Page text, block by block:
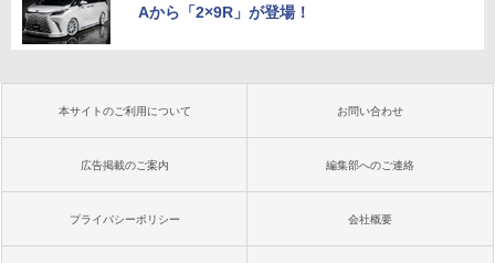
Aから「2×9R」が登場！
本サイトのご利用について お問い合わせ
広告掲載のご案内 編集部へのご連絡
プライバシーポリシー 会社概要